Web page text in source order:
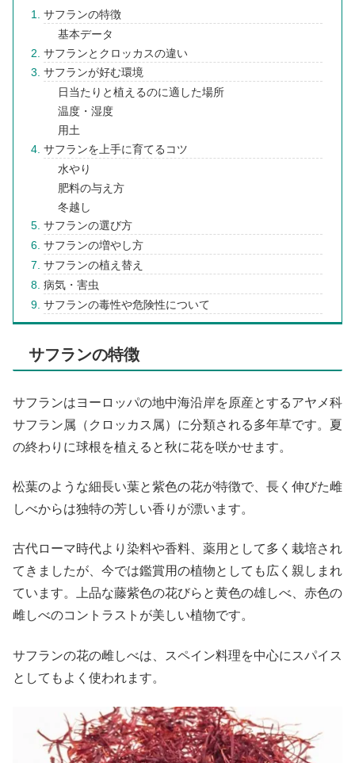
サフランの特徴
基本データ
サフランとクロッカスの違い
サフランが好む環境
日当たりと植えるのに適した場所
温度・湿度
用土
サフランを上手に育てるコツ
水やり
肥料の与え方
冬越し
サフランの選び方
サフランの増やし方
サフランの植え替え
病気・害虫
サフランの毒性や危険性について
サフランの特徴
サフランはヨーロッパの地中海沿岸を原産とするアヤメ科
サフラン属（クロッカス属）に分類される多年草です。夏
の終わりに球根を植えると秋に花を咲かせます。
松葉のような細長い葉と紫色の花が特徴で、長く伸びた雌
しべからは独特の芳しい香りが漂います。
古代ローマ時代より染料や香料、薬用として多く栽培され
てきましたが、今では鑑賞用の植物としても広く親しまれ
ています。上品な藤紫色の花びらと黄色の雄しべ、赤色の
雌しべのコントラストが美しい植物です。
サフランの花の雌しべは、スペイン料理を中心にスパイス
としてもよく使われます。